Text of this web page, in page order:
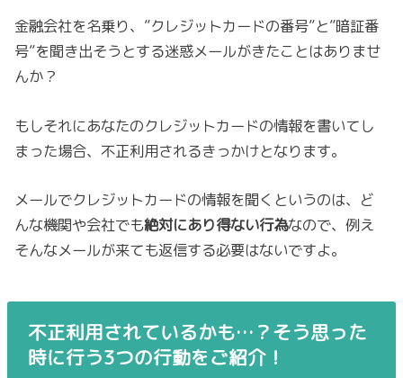
金融会社を名乗り、”クレジットカードの番号”と”暗証番
号”を聞き出そうとする迷惑メールがきたことはありませ
んか？
もしそれにあなたのクレジットカードの情報を書いてし
まった場合、不正利用されるきっかけとなります。
メールでクレジットカードの情報を聞くというのは、ど
んな機関や会社でも絶対にあり得ない行為なので、例え
そんなメールが来ても返信する必要はないですよ。
不正利用されているかも…？そう思った
時に行う3つの行動をご紹介！